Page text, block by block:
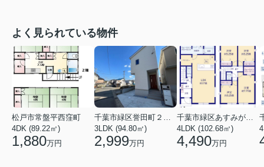
よく見られている物件
松戸市常盤平西窪町
4DK (89.22㎡)
1,880万円
3LDK (94.80㎡)
2,999万円
4LDK (102.68㎡)
4,490万円